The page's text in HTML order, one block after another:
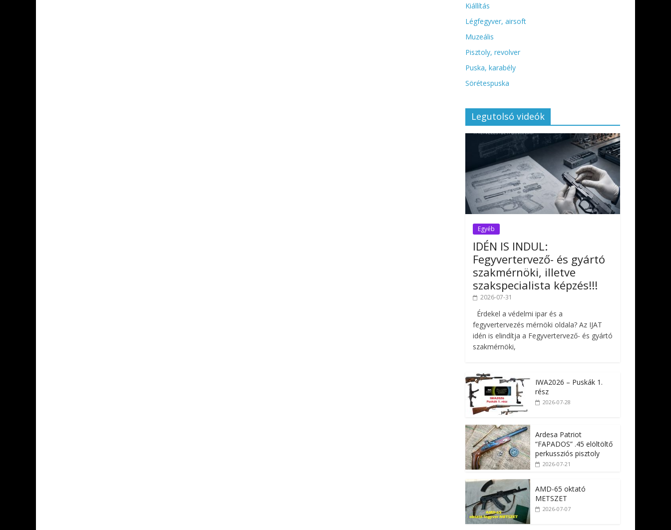
Kiállítás
Légfegyver, airsoft
Muzeális
Pisztoly, revolver
Puska, karabély
Sörétespuska
Legutolsó videók
Egyéb
IDÉN IS INDUL:
Fegyvertervező- és gyártó
szakmérnöki, illetve
szakspecialista képzés!!!
2026-07-31
Érdekel a védelmi ipar és a
fegyvertervezés mérnöki oldala? Az IJAT
idén is elindítja a Fegyvertervező- és gyártó
szakmérnöki,
IWA2026 – Puskák 1.
rész
2026-07-28
Ardesa Patriot
“FAPADOS” .45 elöltöltő
perkussziós pisztoly
2026-07-21
AMD-65 oktató
METSZET
2026-07-07